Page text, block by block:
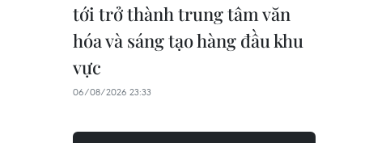
tới trở thành trung tâm văn
hóa và sáng tạo hàng đầu khu
vực
06/08/2026 23:33